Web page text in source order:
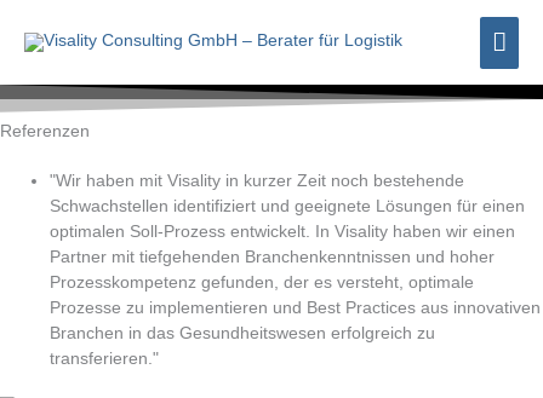
Inhalt
Referenzen
"Wir haben mit Visality in kurzer Zeit noch bestehende
Schwachstellen identifiziert und geeignete Lösungen für einen
optimalen Soll-Prozess entwickelt. In Visality haben wir einen
Partner mit tiefgehenden Branchenkenntnissen und hoher
Prozesskompetenz gefunden, der es versteht, optimale
Prozesse zu implementieren und Best Practices aus innovativen
Branchen in das Gesundheitswesen erfolgreich zu
transferieren."